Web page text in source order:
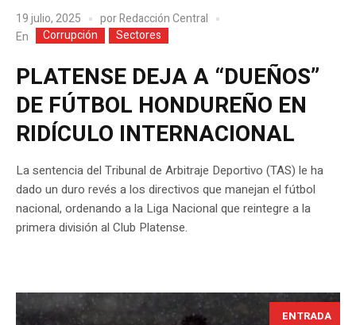
19 julio, 2025 porRedacción Central
En
Corrupción Sectores
PLATENSE DEJA A “DUEÑOS”
DE FÚTBOL HONDUREÑO EN
RIDÍCULO INTERNACIONAL
La sentencia del Tribunal de Arbitraje Deportivo (TAS) le ha
dado un duro revés a los directivos que manejan el fútbol
nacional, ordenando a la Liga Nacional que reintegre a la
primera división al Club Platense.
ENTRADA